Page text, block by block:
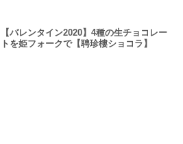
【バレンタイン2020】4種の生チョコレー
トを姫フォークで【聘珍樓ショコラ】